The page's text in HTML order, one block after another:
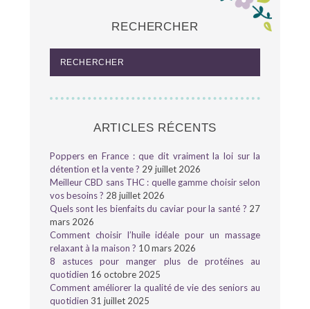
RECHERCHER
ARTICLES RÉCENTS
Poppers en France : que dit vraiment la loi sur la
détention et la vente ? 29 juillet 2026
Meilleur CBD sans THC : quelle gamme choisir selon
vos besoins ? 28 juillet 2026
Quels sont les bienfaits du caviar pour la santé ? 27
mars 2026
Comment choisir l’huile idéale pour un massage
relaxant à la maison ? 10 mars 2026
8 astuces pour manger plus de protéines au
quotidien 16 octobre 2025
Comment améliorer la qualité de vie des seniors au
quotidien 31 juillet 2025